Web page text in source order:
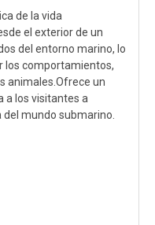
de la vida
el exterior de un
del entorno marino, lo
los comportamientos,
animales.Ofrece un
a los visitantes a
mundo submarino.